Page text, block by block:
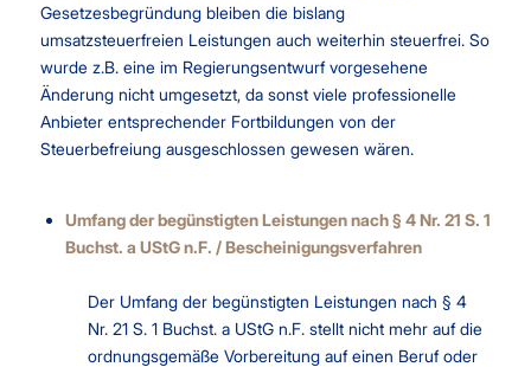
Gesetzesbegründung bleiben die bislang
umsatzsteuerfreien Leistungen auch weiterhin steuerfrei. So
wurde z.B. eine im Regierungsentwurf vorgesehene
Änderung nicht umgesetzt, da sonst viele professionelle
Anbieter entsprechender Fortbildungen von der
Steuerbefreiung ausgeschlossen gewesen wären.
Umfang der begünstigten Leistungen nach § 4 Nr. 21 S. 1
Buchst. a UStG n.F. / Bescheinigungsverfahren
Der Umfang der begünstigten Leistungen nach § 4
Nr. 21 S. 1 Buchst. a UStG n.F. stellt nicht mehr auf die
ordnungsgemäße Vorbereitung auf einen Beruf oder